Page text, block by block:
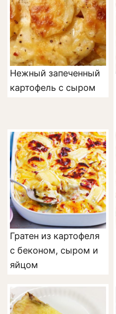
Нежный запеченный
картофель с сыром
Гратен из картофеля
с беконом, сыром и
яйцом